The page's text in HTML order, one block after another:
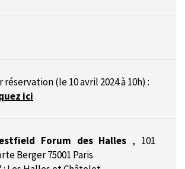
réservation (le 10 avril 2024 à 10h) :
ici
Forum des Halles , 101
Berger 75001 Paris